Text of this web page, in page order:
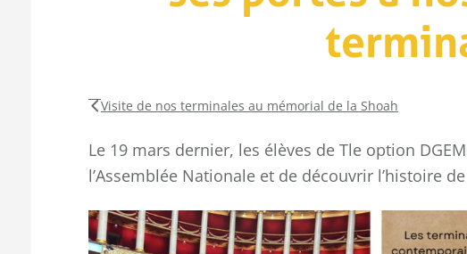
Visite de nos terminales au mémorial de la Shoah
Le 19 mars dernier, les élèves de Tle option
l’Assemblée Nationale et de découvrir l’histoire